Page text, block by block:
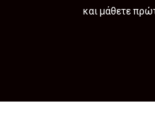
και μάθετε